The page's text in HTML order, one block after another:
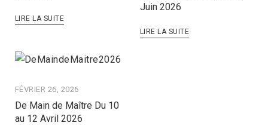
LIRE LA SUITE
Juin 2026
LIRE LA SUITE
FÉVRIER 26, 2026
De Main de Maître Du 10
au 12 Avril 2026